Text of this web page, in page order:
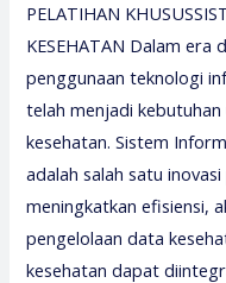
PELATIHAN
KESEHATAN Dalam
penggunaan teknologi
telah menjadi
kesehatan. Sistem
adalah salah satu
meningkatkan efisiensi,
pengelolaan data
kesehatan dapat